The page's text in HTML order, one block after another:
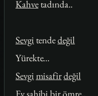
Kahvetadında..
Sevgi tendedeğil
Yürekte…
Sevgi misafirdeğil